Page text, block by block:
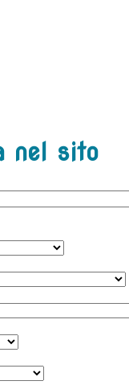
nel sito